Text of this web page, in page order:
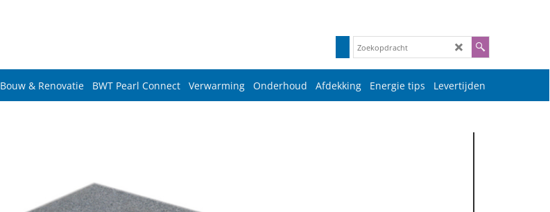
Bouw & Renovatie BWT Pearl Connect Verwarming Onderhoud Afdekking Energie tips Levertijden